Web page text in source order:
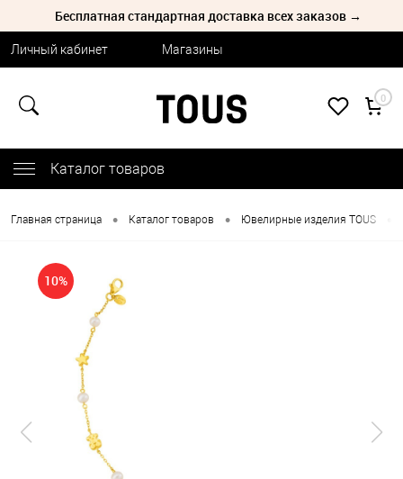
Бесплатная стандартная доставка всех заказов →
Личный кабинет Магазины
0
Каталог товаров
Главная страница • Каталог товаров • Ювелирные изделия TOUS
10%